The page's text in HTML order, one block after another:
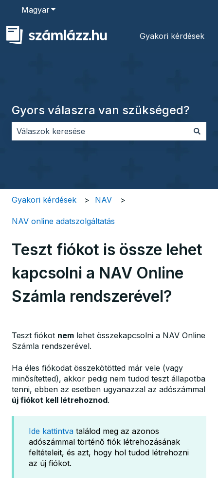
MagyarAlmenü megjelenítése fordításokhoz
Gyakori kérdések
Gyors válaszra van szükséged?
Gyakori kérdések NAV
NAV online adatszolgáltatás
Teszt fiókot is össze lehet
kapcsolni a NAV Online
Számla rendszerével?
Teszt fiókot nem lehet összekapcsolni a NAV Online
Számla rendszerével.
Ha éles fiókodat összekötötted már vele (vagy
minősítetted), akkor pedig nem tudod teszt állapotba
tenni, ebben az esetben ugyanazzal az adószámmal
új fiókot kell létrehoznod.
Ide kattintva találod meg az azonos
adószámmal történő fiók létrehozásának
feltételeit, és azt, hogy hol tudod létrehozni
az új fiókot.